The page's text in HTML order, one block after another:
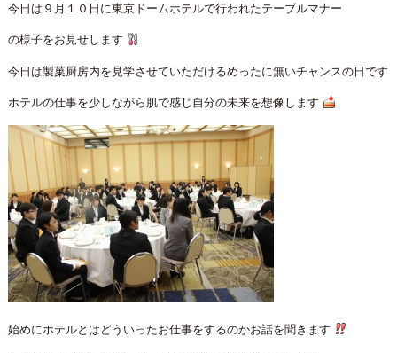
今日は９月１０日に東京ドームホテルで行われたテーブルマナー
の様子をお見せします
今日は製菓厨房内を見学させていただけるめったに無いチャンスの日です
ホテルの仕事を少しながら肌で感じ自分の未来を想像します
始めにホテルとはどういったお仕事をするのかお話を聞きます